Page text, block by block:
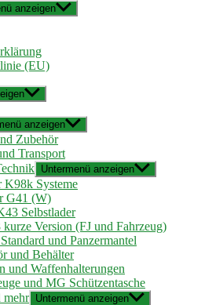
anzeigen
(EU)
anzeigen
Zubehör
Transport
Untermenü anzeigen
K98k Systeme
G41 (W)
Selbstlader
Version (FJ und Fahrzeug)
und Panzermantel
und Behälter
und Waffenhalterungen
und MG Schützentasche
mehr Untermenü anzeigen